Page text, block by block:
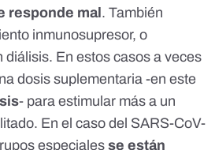
responde mal . También
inmunosupresor, o
diálisis. En estos casos a veces
dosis suplementaria -en este
- para estimular más a un
En el caso del SARS-CoV-
especiales se están